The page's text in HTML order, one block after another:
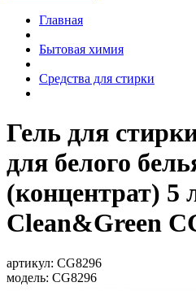
Главная
Бытовая химия
Средства для стирки
Гель для
для белого
(концентрат)
Clean&Green
артикул: CG8296
модель: CG8296